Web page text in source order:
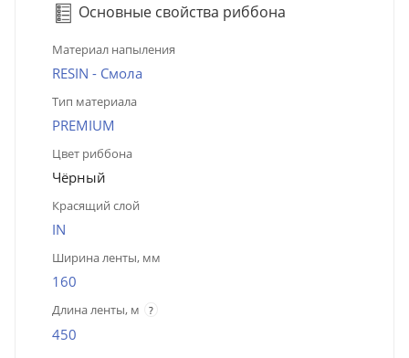
Основные свойства риббона
Материал напыления
RESIN - Смола
Тип материала
PREMIUM
Цвет риббона
Чёрный
Красящий слой
IN
Ширина ленты, мм
160
Длина ленты, м ?
450